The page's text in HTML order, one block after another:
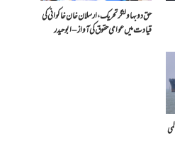
حق دو بہاولنگر تحریک، ارسلان خان خاکوانی کی
قیادت میں عوامی حقوق کی آواز – ابو حیدر